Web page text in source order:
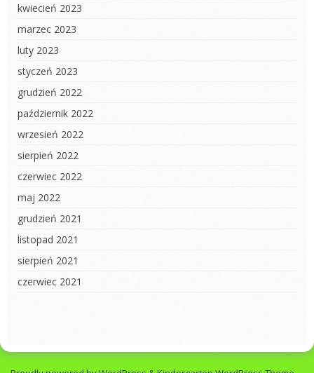
kwiecień 2023
marzec 2023
luty 2023
styczeń 2023
grudzień 2022
październik 2022
wrzesień 2022
sierpień 2022
czerwiec 2022
maj 2022
grudzień 2021
listopad 2021
sierpień 2021
czerwiec 2021